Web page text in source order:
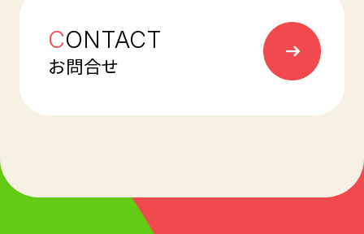
CONTACT
お問合せ